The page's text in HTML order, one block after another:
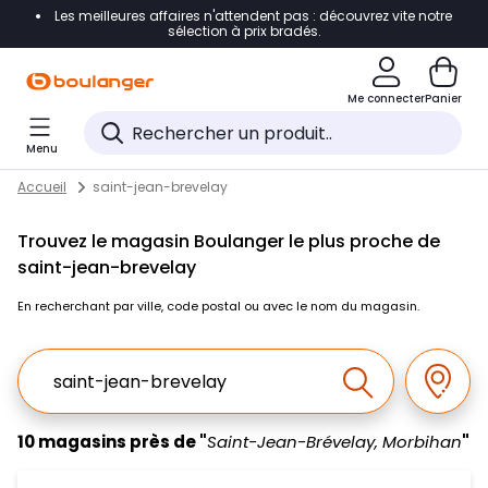
Accéder directement à la navigation
Accéder directement au pied de page
Accéder directement au chatbot
Les meilleures affaires n'attendent pas : découvrez vite notre
sélection à prix bradés.
Me connecterPanier
Menu
Skip to content
Return to Nav
Accueil saint-jean-brevelay
Trouvez le magasin Boulanger le plus proche de
saint-jean-brevelay
En recherchant par ville, code postal ou avec le nom du magasin.
Ville, Region, Code postal ou Ville & Pays
Effectuer la
10 magasins près de "Saint-Jean-Brévelay, Morbihan"